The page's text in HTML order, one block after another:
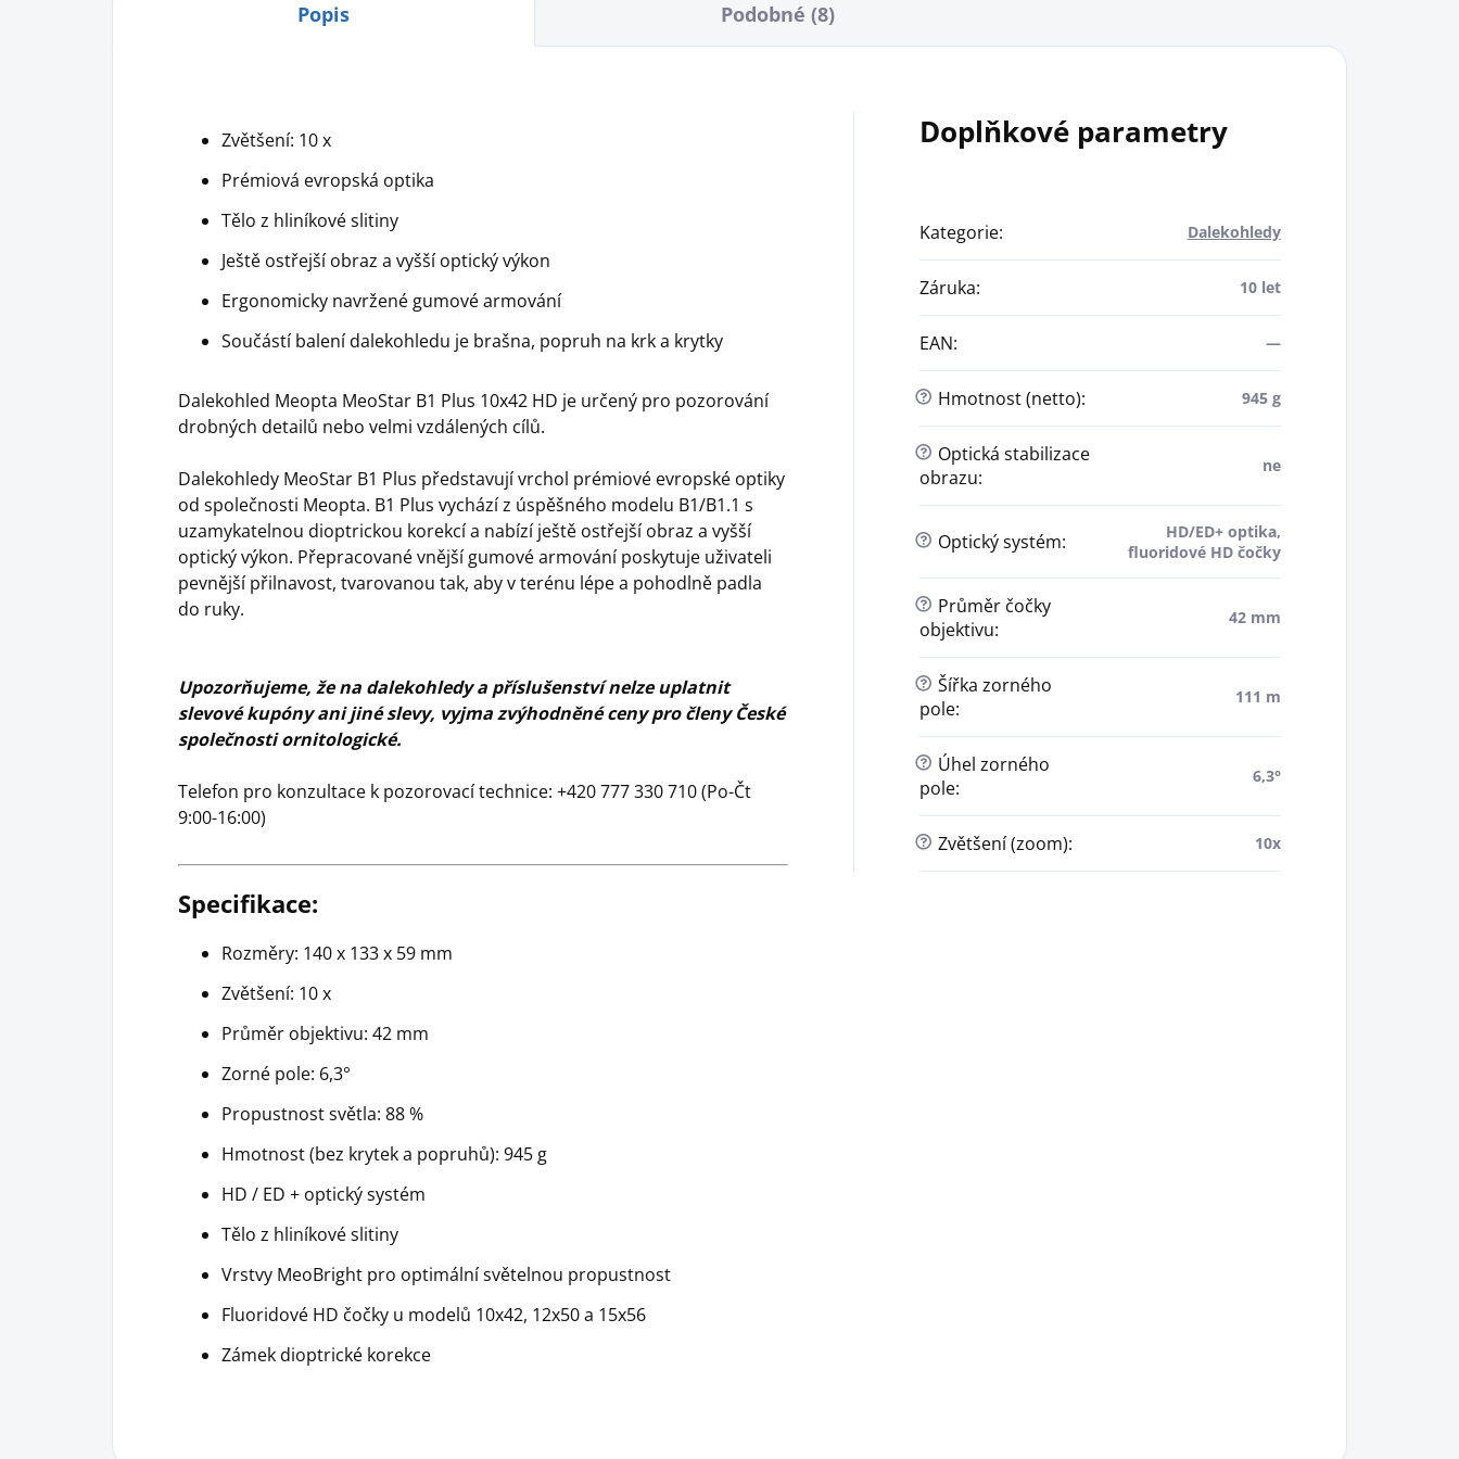
Popis Podobné (8)
Zvětšení: 10 x
Prémiová evropská optika
Tělo z hliníkové slitiny
Ještě ostřejší obraz a vyšší optický výkon
Ergonomicky navržené gumové armování
Součástí balení dalekohledu je brašna, popruh na krk a krytky
Dalekohled Meopta MeoStar B1 Plus 10x42 HD je určený pro pozorování
drobných detailů nebo velmi vzdálených cílů.
Dalekohledy MeoStar B1 Plus představují vrchol prémiové evropské optiky
od společnosti Meopta. B1 Plus vychází z úspěšného modelu B1/B1.1 s
uzamykatelnou dioptrickou korekcí a nabízí ještě ostřejší obraz a vyšší
optický výkon. Přepracované vnější gumové armování poskytuje uživateli
pevnější přilnavost, tvarovanou tak, aby v terénu lépe a pohodlně padla
do ruky.
Upozorňujeme, že na dalekohledy a příslušenství nelze uplatnit
slevové kupóny ani jiné slevy, vyjma zvýhodněné ceny pro členy České
společnosti ornitologické.
Telefon pro konzultace k pozorovací technice: +420 777 330 710 (Po-Čt
9:00-16:00)
Specifikace:
Rozměry: 140 x 133 x 59 mm
Zvětšení: 10 x
Průměr objektivu: 42 mm
Zorné pole: 6,3°
Propustnost světla: 88 %
Hmotnost (bez krytek a popruhů): 945 g
HD / ED + optický systém
Tělo z hliníkové slitiny
Vrstvy MeoBright pro optimální světelnou propustnost
Fluoridové HD čočky u modelů 10x42, 12x50 a 15x56
Zámek dioptrické korekce
Doplňkové parametry
Kategorie: Dalekohledy
Záruka: 10 let
EAN: —
? Hmotnost (netto): 945 g
? Optická stabilizace
obrazu:
ne
? Optický systém:
HD/ED+ optika,
fluoridové HD čočky
? Průměr čočky
objektivu:
42 mm
? Šířka zorného
pole:
111 m
? Úhel zorného
pole:
6,3°
? Zvětšení (zoom): 10x